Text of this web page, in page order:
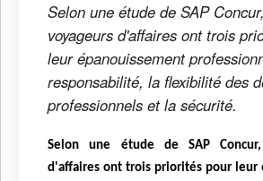
Selon une étude de SAP
voyageurs d'affaires ont trois
leur épanouissement
responsabilité, la flexibilité des
professionnels et la sécurité.
Selon une étude de SAP
d'affaires ont trois priorités pour leur